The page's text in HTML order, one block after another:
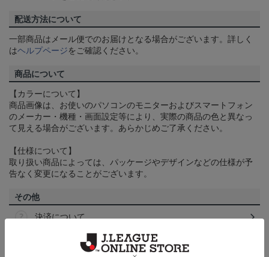
配送方法について
一部商品はメール便でのお届けとなる場合がございます。詳しく
はヘルプページをご確認ください。
商品について
【カラーについて】
商品画像は、お使いのパソコンのモニターおよびスマートフォン
のメーカー・機種・画面設定等により、実際の商品の色と異なっ
て見える場合がございます。あらかじめご了承ください。
【仕様について】
取り扱い商品によっては、パッケージやデザインなどの仕様が予
告なく変更になることがございます。
その他
決済について
ギフト対応について